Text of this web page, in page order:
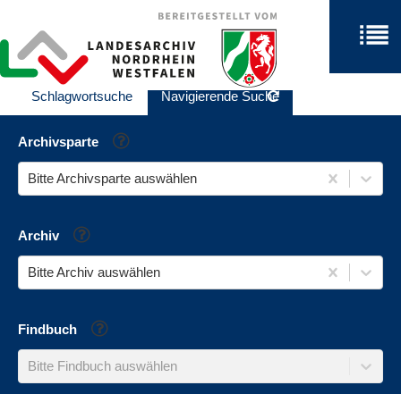
Schlagwortsuche Navigierende Suche
Archivsparte Hilfe
Bitte Archivsparte auswählen
Archiv Hilfe
Bitte Archiv auswählen
Findbuch Hilfe
Bitte Findbuch auswählen